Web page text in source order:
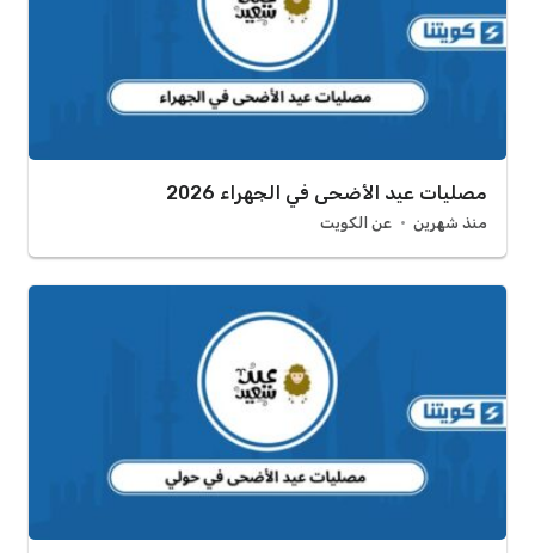
مصليات عيد الأضحى في الجهراء 2026
منذ شهرين عن الكويت